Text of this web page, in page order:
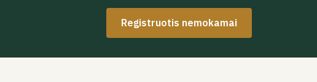
Registruotis nemokamai